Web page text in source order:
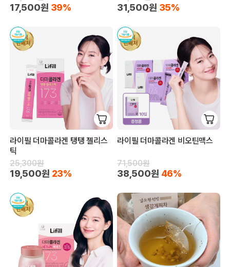
17,500원 39% 31,500원 35%
라이필 더마콜라겐 탱탱 젤리스
틱
25,300원
19,500원 23%
라이필 더마콜라겐 비오틴맥스
71,500원
38,500원 46%